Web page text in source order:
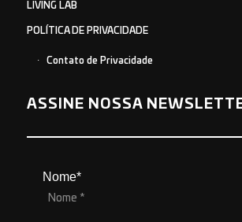
LIVING LAB
POLÍTICA DE PRIVACIDADE
Contato de Privacidade
ASSINE NOSSA
Nome*